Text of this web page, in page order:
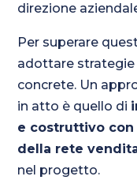
direzione
Per superare
adottare
concrete. Un
in atto è quello di
e costruttivo con
della rete
nel progetto.